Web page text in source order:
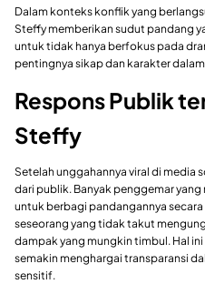
Dalam konteks konflik yang
Steffy memberikan sudut pandang
untuk tidak hanya berfokus pada
pentingnya sikap dan karakter
Respons Publik
Steffy
Setelah unggahannya viral di media
dari publik. Banyak penggemar
untuk berbagi pandangannya
seseorang yang tidak takut
dampak yang mungkin timbul. Hal
semakin menghargai transparansi
sensitif.